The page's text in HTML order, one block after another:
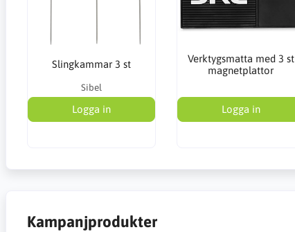
Slingkammar 3 st
Sibel
Logga in
Verktygsmatta med 3 st
magnetplattor
Logga in
Kampanjprodukter